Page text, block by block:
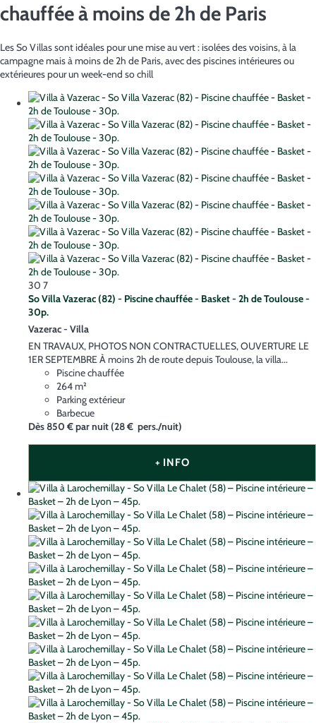
chauffée à moins de 2h de Paris
Les So Villas sont idéales pour une mise au vert : isolées des voisins, à la
campagne mais à moins de 2h de Paris, avec des piscines intérieures ou
extérieures pour un week-end so chill
30 7
So Villa Vazerac (82) - Piscine chauffée - Basket - 2h de Toulouse -
30p.
Vazerac - Villa
EN TRAVAUX, PHOTOS NON CONTRACTUELLES, OUVERTURE LE
1ER SEPTEMBRE À moins 2h de route depuis Toulouse, la villa...
Piscine chauffée
264 m²
Parking extérieur
Barbecue
Dès850 €par nuit(28 € pers./nuit)
+ INFO